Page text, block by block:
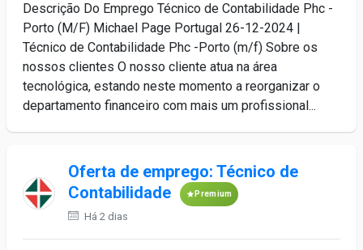
Descrição Do Emprego Técnico de Contabilidade Phc -
Porto (M/F) Michael Page Portugal 26-12-2024 |
Técnico de Contabilidade Phc -Porto (m/f) Sobre os
nossos clientes O nosso cliente atua na área
tecnológica, estando neste momento a reorganizar o
departamento financeiro com mais um profissional...
Oferta de emprego: Técnico de
Contabilidade
Premium
Há 2 dias